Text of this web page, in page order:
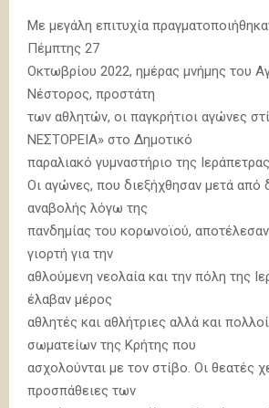
Με μεγάλη επιτυχία
Πέμπτης 27
Οκτωβρίου 2022, ημέρας μνήμης του
Νέστορος, προστάτη
των αθλητών, οι παγκρήτιοι αγώνες
ΝΕΣΤΟΡΕΙΑ» στο Δημοτικό
παραλιακό γυμναστήριο της Ιεράπετρας.
Οι αγώνες, που διεξήχθησαν μετά από
αναβολής λόγω της
πανδημίας του κορωνοϊού,
γιορτή για την
αθλούμενη νεολαία και την πόλη της
έλαβαν μέρος
αθλητές και αθλήτριες αλλά και
σωματείων της Κρήτης που
ασχολούνται με τον στίβο. Οι θεατές
προσπάθειες των